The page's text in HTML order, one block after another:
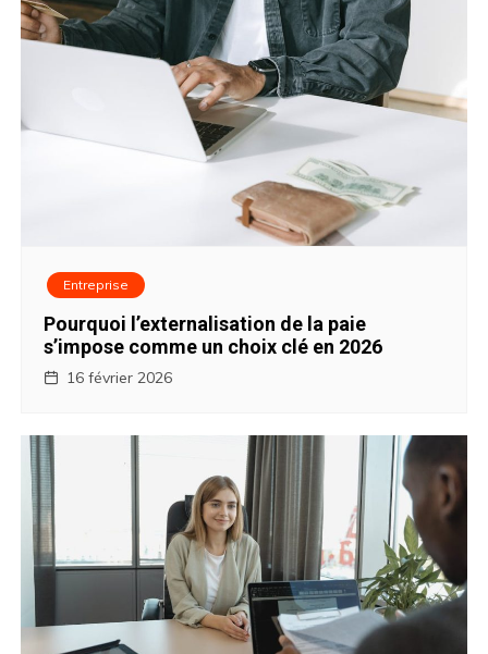
Entreprise
Pourquoi l’externalisation de la paie
s’impose comme un choix clé en 2026
16 février 2026